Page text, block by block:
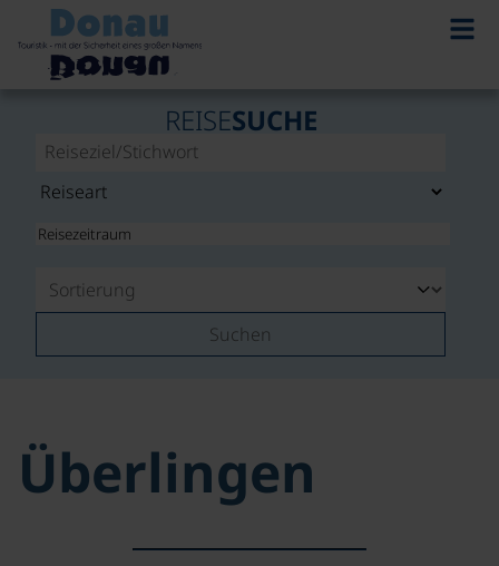
REISESUCHE
Suchen
Überlingen